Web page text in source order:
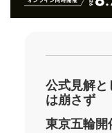
公式見解
は崩さず
東京五輪